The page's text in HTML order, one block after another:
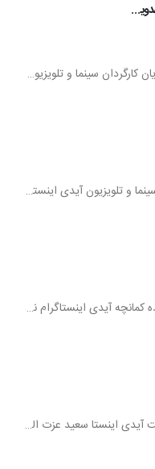
پیج اینستاگرام محمدحسین مهدویان
آدرس پیج اینستاگرام محمدحسین مهدویان کارگردان سینما و تلویزیون آیدی اینستاگرام محمدحسین مهدویان پیج اینستا محمدحسین مهدویان تعداد فالوورهای پیج اینستاگرام محمدحسین مهدویان صفحه اینستاگرام محمدحسین مهدویان
آدرس پیج اینستاگرام سوگل خليق بازیگر سینما و تلویزیون آیدی اینستاگرام سوگل خليق پیج اینستا سوگل خليق تعداد فالوورهای پیج اینستاگرام سوگل خليق صفحه اینستاگرام سوگل خليق
آدرس پیج اینستاگرام نیوشا بریمانی نوازنده کمانچه آیدی اینستاگرام نیوشا بریمانی پیج اینستا نیوشا بریمانی تعداد فالوورهای پیج اینستاگرام نیوشا بریمانی صفحه اینستاگرام نیوشا بریمانی
پیج اینستاگرام سعید عزت الهی فوتبالیست آیدی اینستا سعید عزت الهی پیج سعید عزت الهی تعداد فالوورهای اینستاگرام سعید عزت الهی صفحه اینستاگرام سعید عزت الهی